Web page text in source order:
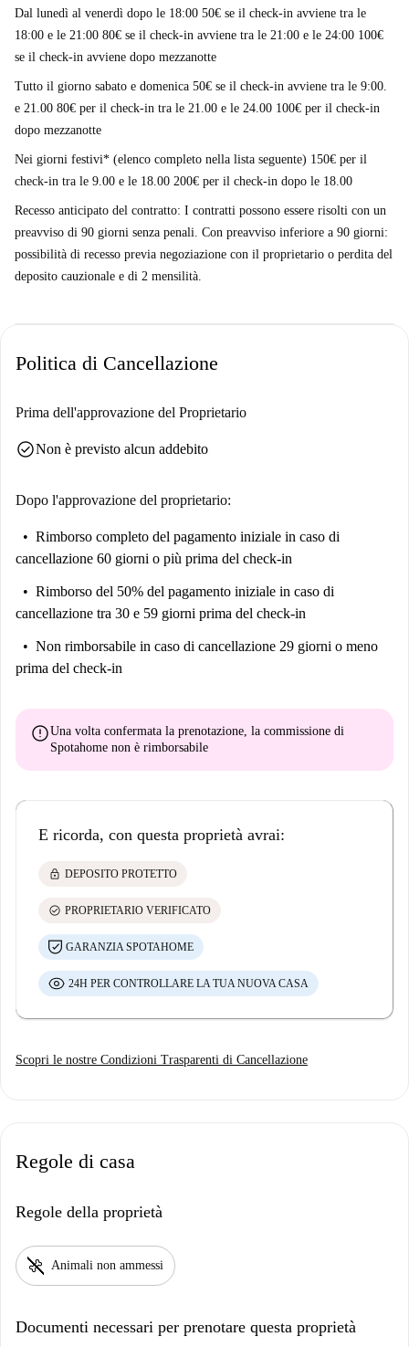
Memoria di Luciano Paschini si trova nelle vicinanze per chi è
interessato alla cultura locale.
Dal lunedì al venerdì dopo le 18:00 50€ se il check-in avviene tra le
18:00 e le 21:00 80€ se il check-in avviene tra le 21:00 e le 24:00 100€
se il check-in avviene dopo mezzanotte
Tutto il giorno sabato e domenica 50€ se il check-in avviene tra le 9:00.
e 21.00 80€ per il check-in tra le 21.00 e le 24.00 100€ per il check-in
dopo mezzanotte
Nei giorni festivi* (elenco completo nella lista seguente) 150€ per il
check-in tra le 9.00 e le 18.00 200€ per il check-in dopo le 18.00
Recesso anticipato del contratto: I contratti possono essere risolti con un
preavviso di 90 giorni senza penali. Con preavviso inferiore a 90 giorni:
possibilità di recesso previa negoziazione con il proprietario o perdita del
deposito cauzionale e di 2 mensilità.
Politica di Cancellazione
Prima dell'approvazione del Proprietario
check_circleNon è previsto alcun addebito
Dopo l'approvazione del proprietario:
Rimborso completo del pagamento iniziale in caso di
cancellazione 60 giorni o più prima del check-in
Rimborso del 50% del pagamento iniziale in caso di
cancellazione tra 30 e 59 giorni prima del check-in
Non rimborsabile in caso di cancellazione 29 giorni o meno
prima del check-in
errorUna volta confermata la prenotazione, la commissione di
Spotahome non è rimborsabile
E ricorda, con questa proprietà avrai:
lock DEPOSITO PROTETTO
check_circle PROPRIETARIO VERIFICATO
GARANZIA SPOTAHOME
24H PER CONTROLLARE LA TUA NUOVA CASA
Scopri le nostre Condizioni Trasparenti di Cancellazione
Regole di casa
Regole della proprietà
pet_supplies Animali non ammessi
Documenti necessari per prenotare questa proprietà